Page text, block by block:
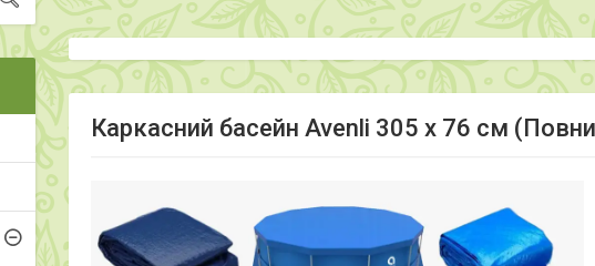
Каркасний басейн Avenli 305 х 76 см